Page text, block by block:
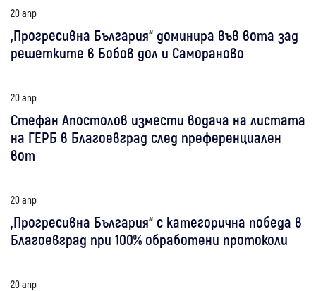
20 апр
„Прогресивна България“ доминира във вота зад
решетките в Бобов дол и Самораново
20 апр
Стефан Апостолов измести водача на листата
на ГЕРБ в Благоевград след преференциален
вот
20 апр
„Прогресивна България“ с категорична победа в
Благоевград при 100% обработени протоколи
20 апр